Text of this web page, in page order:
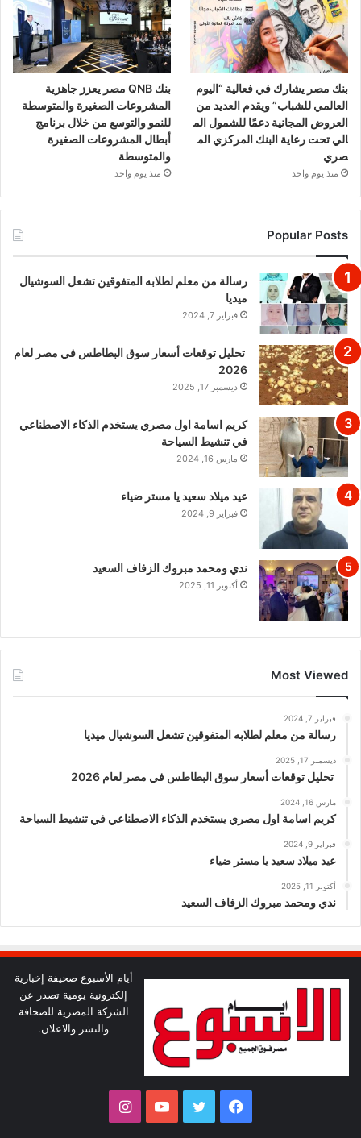
بنك مصر يشارك في فعالية “اليوم
العالمي للشباب” ويقدم العديد من
العروض المجانية دعمًا للشمول الم
الي تحت رعاية البنك المركزي الم
صري
منذ يوم واحد
بنك QNB مصر يعزز جاهزية
المشروعات الصغيرة والمتوسطة
للنمو والتوسع من خلال برنامج
أبطال المشروعات الصغيرة
والمتوسطة
منذ يوم واحد
Popular Posts
رسالة من معلم لطلابه المتفوقين تشعل السوشيال
ميديا
فبراير 7, 2024
تحليل توقعات أسعار سوق البطاطس في مصر لعام
2026
ديسمبر 17, 2025
كريم اسامة اول مصري يستخدم الذكاء الاصطناعي
في تنشيط السياحة
مارس 16, 2024
عيد ميلاد سعيد يا مستر ضياء
فبراير 9, 2024
ندي ومحمد مبروك الزفاف السعيد
أكتوبر 11, 2025
Most Viewed
فبراير 7, 2024
رسالة من معلم لطلابه المتفوقين تشعل السوشيال ميديا
ديسمبر 17, 2025
تحليل توقعات أسعار سوق البطاطس في مصر لعام 2026
مارس 16, 2024
كريم اسامة اول مصري يستخدم الذكاء الاصطناعي في تنشيط السياحة
فبراير 9, 2024
عيد ميلاد سعيد يا مستر ضياء
أكتوبر 11, 2025
ندي ومحمد مبروك الزفاف السعيد
أيام الأسبوع صحيفة إخبارية
إلكترونية يومية تصدر عن
الشركة المصرية للصحافة
والنشر والاعلان.
فيسبوك تويتر يوتيوبانستقرام